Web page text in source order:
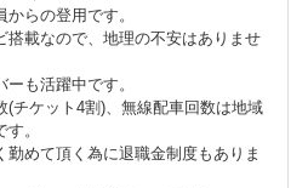
からの登用です。
載なので、地理の不安はありませ
も活躍中です。
チケット4割)、無線配車回数は地域
。
めて頂く為に退職金制度もありま